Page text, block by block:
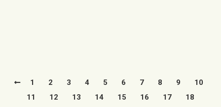
1 2 3 4 5 6 7 8 9
10
11
12 13 14 15 16 17
18